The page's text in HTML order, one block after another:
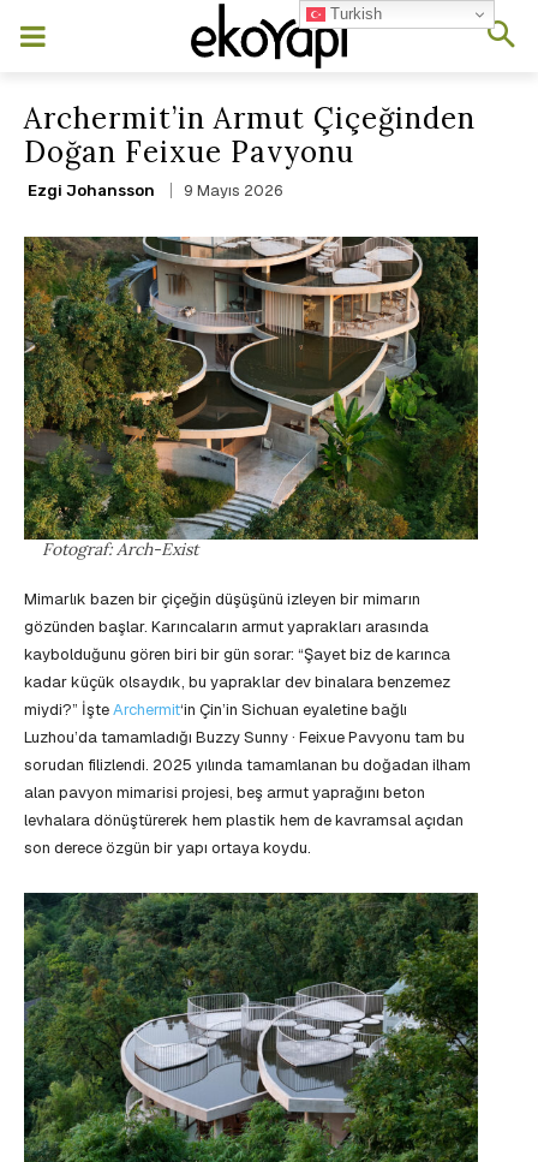
Archermit’in Armut Çiçeğinden
Doğan Feixue Pavyonu
Ezgi Johansson 9 Mayıs 2026
Fotograf: Arch-Exist
Mimarlık bazen bir çiçeğin düşüşünü izleyen bir mimarın
gözünden başlar. Karıncaların armut yaprakları arasında
kaybolduğunu gören biri bir gün sorar: “Şayet biz de karınca
kadar küçük olsaydık, bu yapraklar dev binalara benzemez
miydi?” İşteArchermit‘in Çin’in Sichuan eyaletine bağlı
Luzhou’da tamamladığı Buzzy Sunny · Feixue Pavyonu tam bu
sorudan filizlendi. 2025 yılında tamamlanan bu doğadan ilham
alan pavyon mimarisi projesi, beş armut yaprağını beton
levhalara dönüştürerek hem plastik hem de kavramsal açıdan
son derece özgün bir yapı ortaya koydu.
Turkish